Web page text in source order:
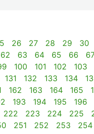
26 27 28 29 30
62 63 64 65 66
100 101 102 103
131 132 133 134
162 163 164 165
193 194 195 196
222 223 224 225
251 252 253 254